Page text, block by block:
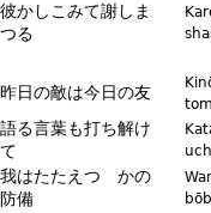
彼かしこみて謝しま
つる
昨日の敵は今日の友
語る言葉も打ち解け
て
我はたたえつ かの
防備